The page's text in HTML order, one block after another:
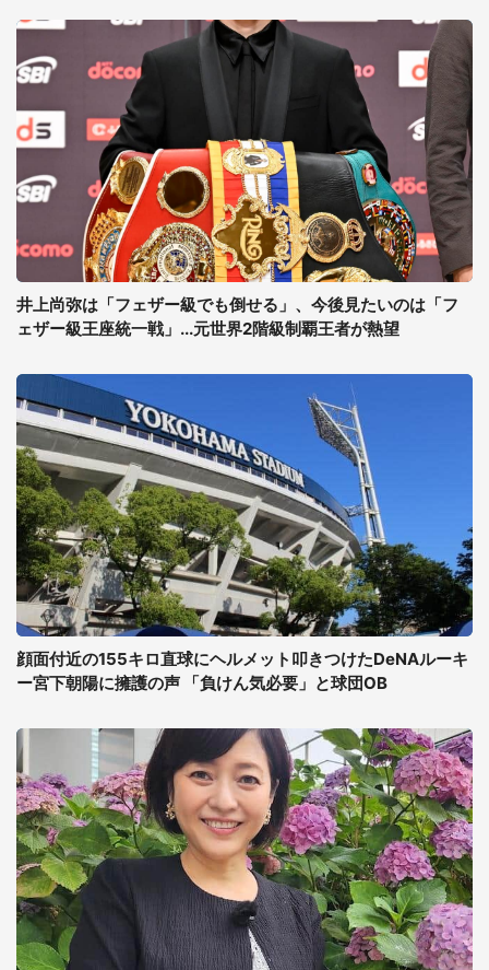
井上尚弥は「フェザー級でも倒せる」、今後見たいのは「フ
ェザー級王座統一戦」...元世界2階級制覇王者が熱望
顔面付近の155キロ直球にヘルメット叩きつけたDeNAルーキ
ー宮下朝陽に擁護の声 「負けん気必要」と球団OB